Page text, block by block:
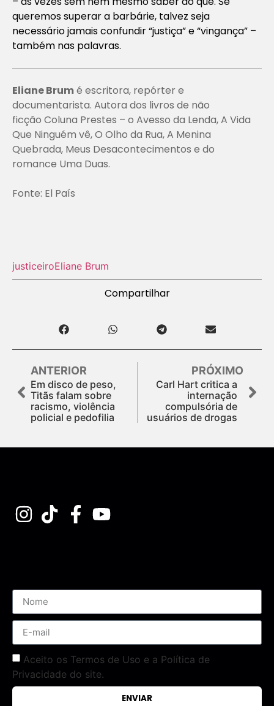
queremos superar a barbárie, talvez seja
necessário jamais confundir “justiça” e “vingança” –
também nas palavras.
Eliane Brumé escritora, repórter e
documentarista. Autora dos livros de não
ficção Coluna Prestes – o Avesso da Lenda,A Vida
Que Ninguém vê, O Olho da Rua,A Menina
Quebrada, Meus Desacontecimentos e do
romance Uma Duas.
Fonte: El País
justiceiroEliane Brum
Compartilhar
ANTERIOR
Em disco de peso,
Titãs falam sobre
racismo, violência
policial e pedofilia
PRÓXIMO
Carl Hart critica a
internação
compulsória de
usuários de drogas
Aceito os Termos de Uso e a Política de
Privacidade do site.
ENVIAR